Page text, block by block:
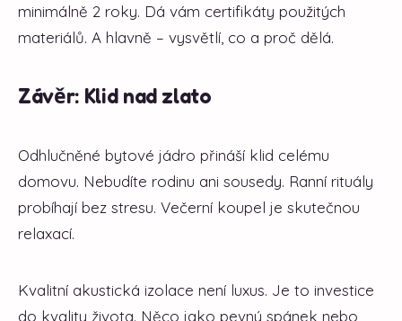
minimálně 2 roky. Dá vám certifikáty použitých
materiálů. A hlavně – vysvětlí, co a proč dělá.
Závěr: Klid nad zlato
Odhlučněné bytové jádro přináší klid celému
domovu. Nebudíte rodinu ani sousedy. Ranní rituály
probíhají bez stresu. Večerní koupel je skutečnou
relaxací.
Kvalitní akustická izolace není luxus. Je to investice
do kvality života. Něco jako pevný spánek nebo